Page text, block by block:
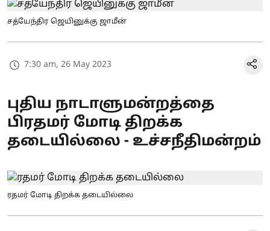
சத்யேந்திர ஜெயினுக்கு ஜாமீன்
7:30 am, 26 May 2023
புதிய நாடாளுமன்றத்தை
பிரதமர் மோடி திறக்க
தடையில்லை - உச்சநீதிமன்றம்
ரதமர் மோடி திறக்க தடையில்லை